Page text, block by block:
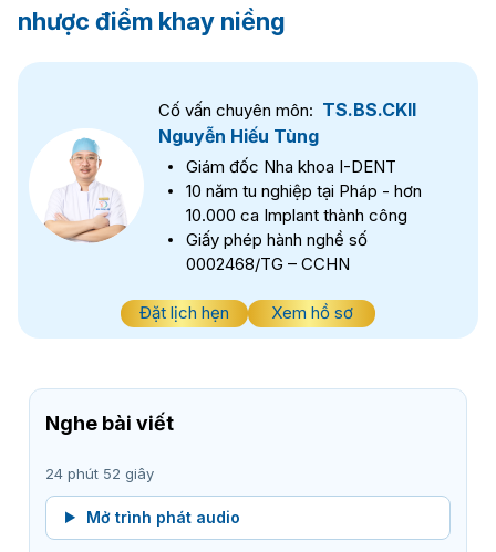
nhược điểm khay niềng
Cố vấn chuyên môn: TS.BS.CKII
Nguyễn Hiếu Tùng
Giám đốc Nha khoa I-DENT
10 năm tu nghiệp tại Pháp - hơn
10.000 ca Implant thành công
Giấy phép hành nghề số
0002468/TG – CCHN
Đặt lịch hẹn Xem hồ sơ
Nghe bài viết
24 phút 52 giây
Mở trình phát audio